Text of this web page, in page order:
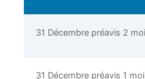
31 Décembre préavis 2
31 Décembre préavis 1